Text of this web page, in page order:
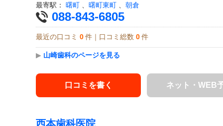
最寄駅： 曙町 曙町東町 朝倉
088-843-6805
最近の口コミ 0 件｜口コミ総数 0 件
▶ 山崎歯科のページを見る
口コミを書く ネット・WEB
西本歯科医院